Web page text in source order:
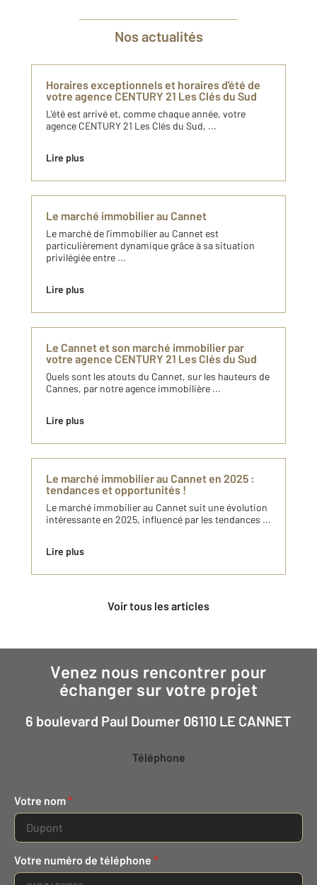
Nos actualités
Horaires exceptionnels et horaires d'été de
votre agence CENTURY 21 Les Clés du Sud
L'été est arrivé et, comme chaque année, votre
agence CENTURY 21 Les Clés du Sud, ...
Lire plus
Le marché immobilier au Cannet
Le marché de l’immobilier au Cannet est
particulièrement dynamique grâce à sa situation
privilégiée entre ...
Lire plus
Le Cannet et son marché immobilier par
votre agence CENTURY 21 Les Clés du Sud
Quels sont les atouts du Cannet, sur les hauteurs de
Cannes, par notre agence immobilière ...
Lire plus
Le marché immobilier au Cannet en 2025 :
tendances et opportunités !
Le marché immobilier au Cannet suit une évolution
intéressante en 2025, influencé par les tendances ...
Lire plus
Voir tous les articles
Venez nous rencontrer pour
échanger sur votre projet
6 boulevard Paul Doumer 06110 LE CANNET
Téléphone
Votre nom*
Votre numéro de téléphone *